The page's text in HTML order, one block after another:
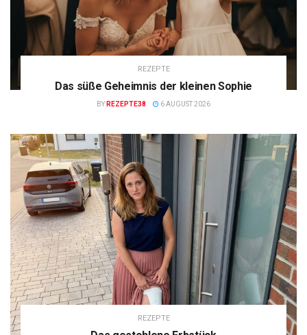
REZEPTE
Das süße Geheimnis der kleinen Sophie
BY REZEPTE38 6 AUGUST 2026
REZEPTE